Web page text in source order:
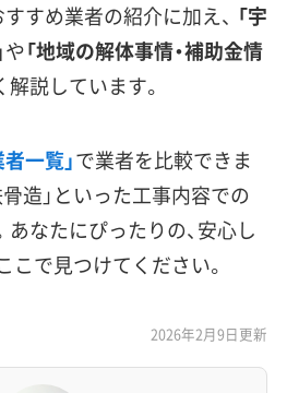
すめ業者の紹介に加え、 「宇
や「地域の解体事情・補助金情
説しています。
一覧」で業者を比較できま
骨造」といった工事内容での
なたにぴったりの、安心し
で見つけてください。
2026年2月9日更新